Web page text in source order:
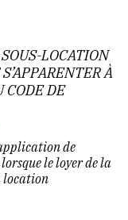
LOCATION
À
CODE DE
de
le loyer de la
location